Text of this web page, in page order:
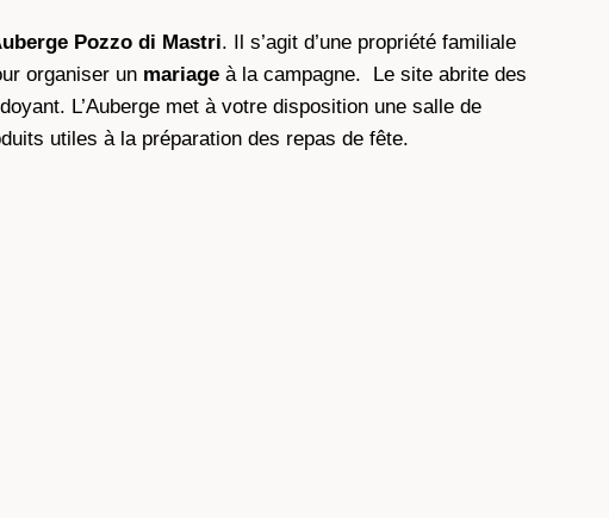
Pozzo di Mastri. Il s’agit d’une propriété familiale
organiser un mariage à la campagne. Le site abrite des
L’Auberge met à votre disposition une salle de
utiles à la préparation des repas de fête.